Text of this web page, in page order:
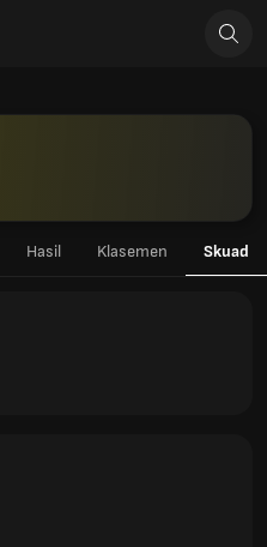
Hasil Klasemen Skuad